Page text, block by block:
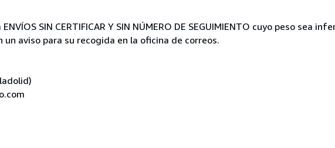
SIN CERTIFICAR Y SIN NÚMERO DE SEGUIMIENTO cuyo peso sea
un aviso para su recogida en la oficina de correos.